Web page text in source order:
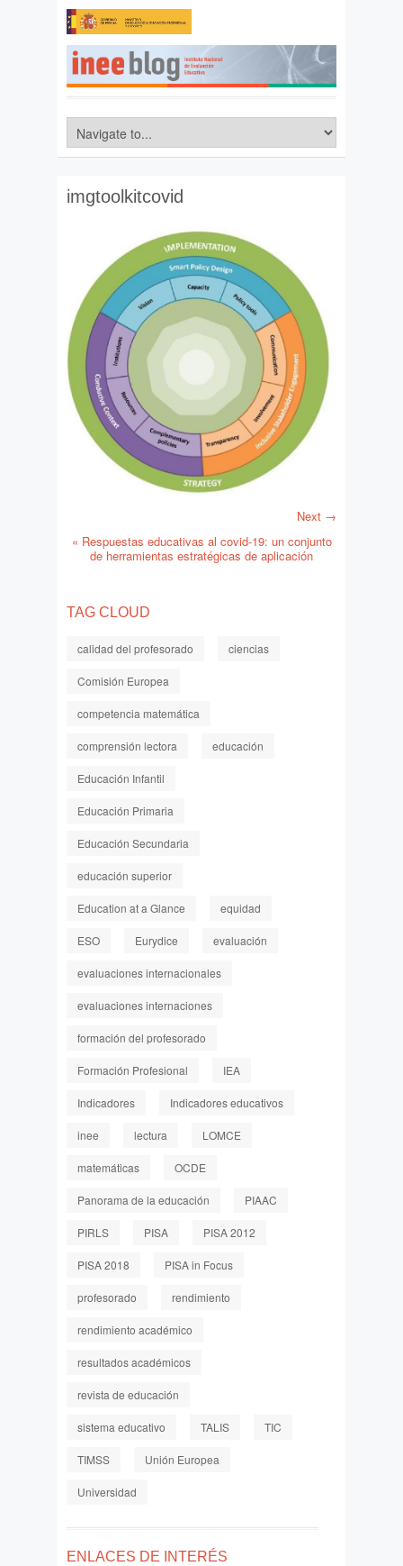
imgtoolkitcovid
Next →
« Respuestas educativas al covid-19: un conjunto
de herramientas estratégicas de aplicación
TAG CLOUD
calidad del profesorado ciencias
Comisión Europea
competencia matemática
comprensión lectora educación
Educación Infantil
Educación Primaria
Educación Secundaria
educación superior
Education at a Glance equidad
ESO Eurydice evaluación
evaluaciones internacionales
evaluaciones internaciones
formación del profesorado
Formación Profesional IEA
Indicadores Indicadores educativos
inee lectura LOMCE
matemáticas OCDE
Panorama de la educación PIAAC
PIRLS PISA PISA 2012
PISA 2018 PISA in Focus
profesorado rendimiento
rendimiento académico
resultados académicos
revista de educación
sistema educativo TALIS TIC
TIMSS Unión Europea
Universidad
ENLACES DE INTERÉS